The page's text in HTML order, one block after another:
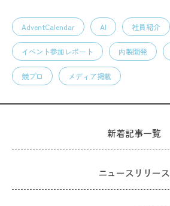
AdventCalendar AI 社員紹介
イベント参加レポート 内製開発
競プロ メディア掲載
新着記事一覧
ニュースリリース